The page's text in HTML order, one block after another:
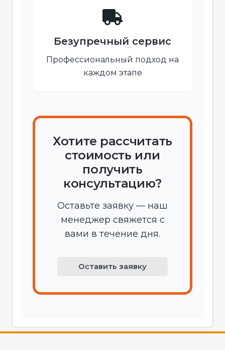
Безупречный сервис
Профессиональный подход на
каждом этапе
Хотите рассчитать
стоимость или
получить
консультацию?
Оставьте заявку — наш
менеджер свяжется с
вами в течение дня.
Оставить заявку